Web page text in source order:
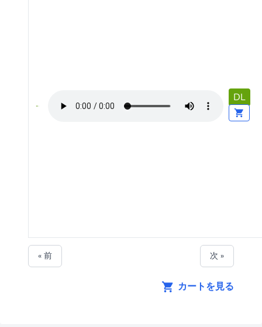
DL
« 前 次 »
カートを見る